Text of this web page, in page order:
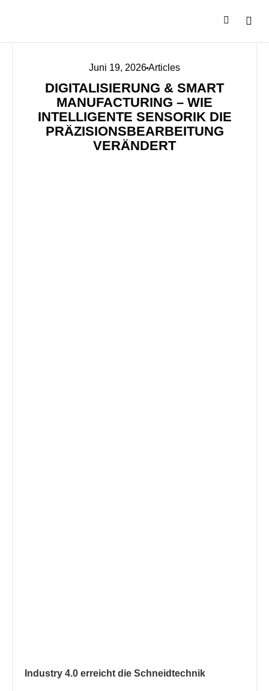
Juni 19, 2026Articles
DIGITALISIERUNG & SMART
MANUFACTURING – WIE
INTELLIGENTE SENSORIK DIE
PRÄZISIONSBEARBEITUNG
VERÄNDERT
Industry 4.0 erreicht die Schneidtechnik